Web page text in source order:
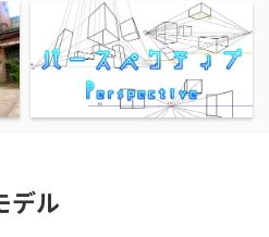
デル